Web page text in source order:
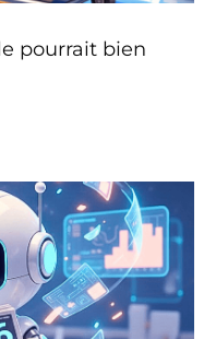
pourrait bien